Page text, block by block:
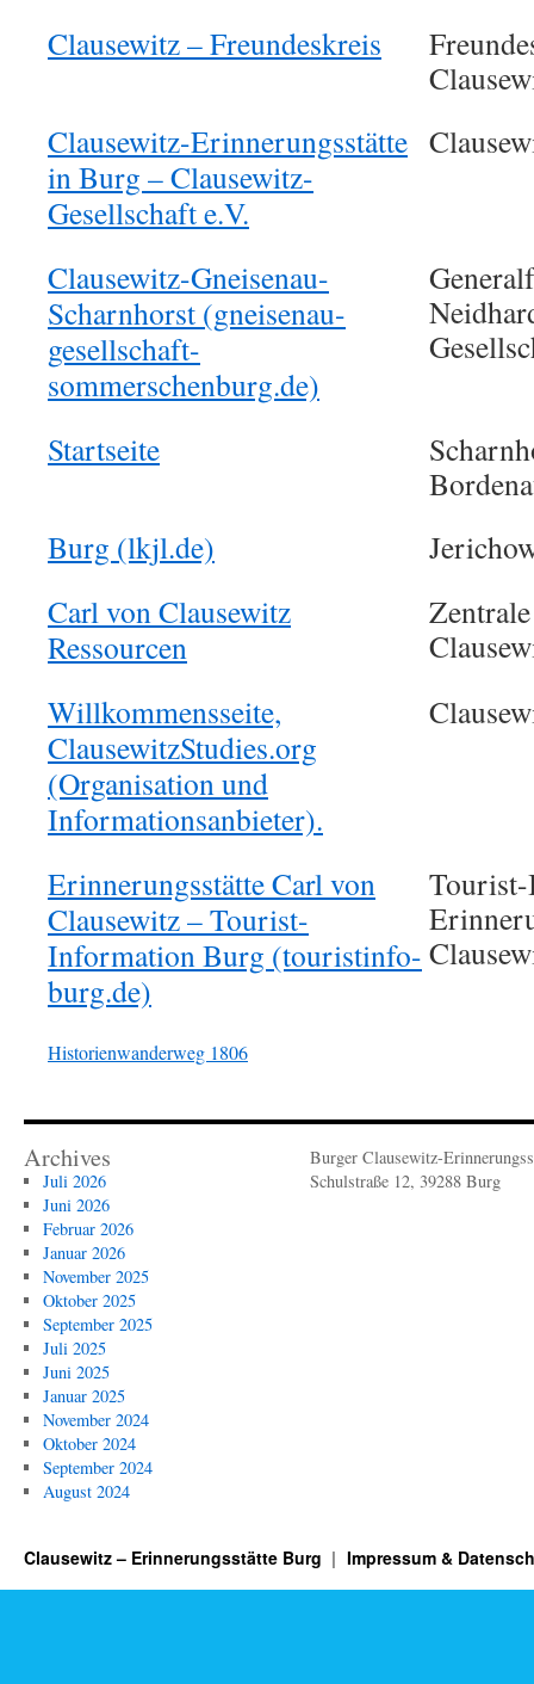
Clausewitz – Freundeskreis
Clausewitz-Erinnerungsstätte
in Burg – Clausewitz-
Gesellschaft e.V.
Clausewitz-Gneisenau-
Scharnhorst (gneisenau-
gesellschaft-
sommerschenburg.de)
Startseite
Burg (lkjl.de)
Carl von Clausewitz
Ressourcen
Willkommensseite,
ClausewitzStudies.org
(Organisation und
Informationsanbieter).
Erinnerungsstätte Carl von
Clausewitz – Tourist-
Information Burg (touristinfo-
burg.de)
Historienwanderweg 1806
Archives
Juli 2026
Juni 2026
Februar 2026
Januar 2026
November 2025
Oktober 2025
September 2025
Juli 2025
Juni 2025
Januar 2025
November 2024
Oktober 2024
September 2024
August 2024
Burger Clausewitz-
Schulstraße 12, 39288 Burg
Clausewitz – Erinnerungsstätte Burg Impressum &